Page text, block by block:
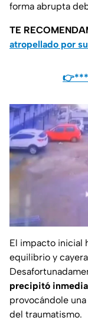
forma abrupta
TE
atropellado por
El impacto inicial
equilibrio y
precipitó
provocándole
del traumatismo.